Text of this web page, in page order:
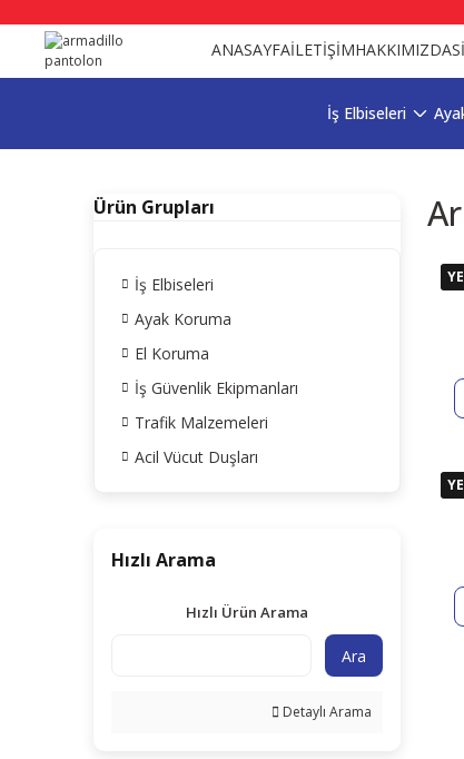
ANASAYFAİLETİŞİMHAKKIMIZDA
İş Elbiseleri
Ürün Grupları
İş Elbiseleri
Ayak Koruma
El Koruma
İş Güvenlik Ekipmanları
Trafik Malzemeleri
Acil Vücut Duşları
Hızlı Arama
Hızlı Ürün Arama
Ara
Detaylı Arama